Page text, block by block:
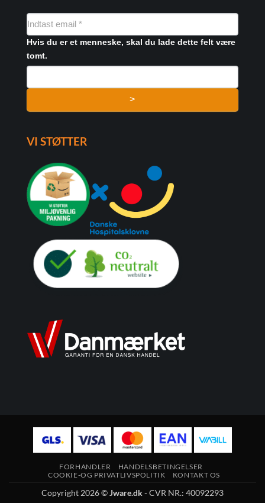
NYHEDSMAIL
FORMULAR
Hvis du er et menneske, skal du lade dette felt være
tomt.
>
VI STØTTER
FORHANDLER
HANDELSBETINGELSER
COOKIE-OG PRIVATLIVSPOLITIK
KONTAKT OS
Copyright 2026 ©Jware.dk- CVR NR.: 40092293